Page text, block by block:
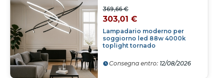
Lampadario moderno per
soggiorno led 88w 4000k
toplight tornado
369,66 €
303,01 €
Consegna entro: 12/08/2026